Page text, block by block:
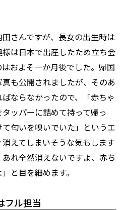
さんですが、長女の出生時は
は日本で出産したため立ち会
およそ一か月後でした。帰国
も公開されましたが、そのあ
ならなかったので、「赤ちゃ
ッパーに詰めて持って帰っ
匂いを嗅いでいた」というエ
えてしまいそうな気もします
れ全然消えないですよ、赤ち
と目を細めます。
フル担当